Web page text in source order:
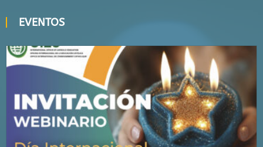
EVENTOS